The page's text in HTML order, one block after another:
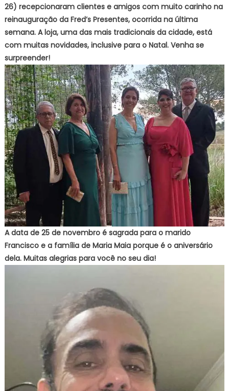
26) recepcionaram clientes e amigos com muito carinho na
reinauguração da Fred’s Presentes, ocorrida na última
semana. A loja, uma das mais tradicionais da cidade, está
com muitas novidades, inclusive para o Natal. Venha se
surpreender!
A data de 25 de novembro é sagrada para o marido
Francisco e a família de Maria Maia porque é o aniversário
dela. Muitas alegrias para você no seu dia!